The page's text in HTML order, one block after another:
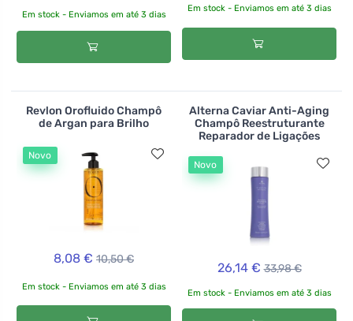
Em stock - Enviamos em até 3 dias
Em stock - Enviamos em até 3 dias
Revlon Orofluido Champô
de Argan para Brilho
Novo
8,08 € 10,50 €
Em stock - Enviamos em até 3 dias
Alterna Caviar Anti-Aging
Champô Reestruturante
Reparador de Ligações
Novo
26,14 € 33,98 €
Em stock - Enviamos em até 3 dias